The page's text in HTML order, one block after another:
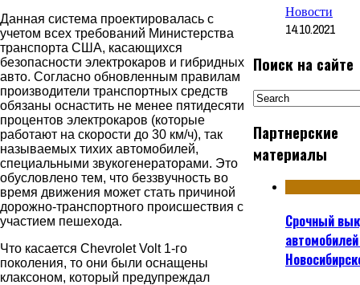
Данная система проектировалась с
учетом всех требований Министерства
транспорта США, касающихся
безопасности электрокаров и гибридных
авто. Согласно обновленным правилам
производители транспортных средств
обязаны оснастить не менее пятидесяти
процентов электрокаров (которые
работают на скорости до 30 км/ч), так
называемых тихих автомобилей,
специальными звукогенераторами. Это
обусловлено тем, что беззвучность во
время движения может стать причиной
дорожно-транспортного происшествия с
участием пешехода.
Что касается Chevrolet Volt 1-го
поколения, то они были оснащены
клаксоном, который предупреждал
Новости
14.10.2021
Поиск на сайте
Партнерские
материалы
Срочный